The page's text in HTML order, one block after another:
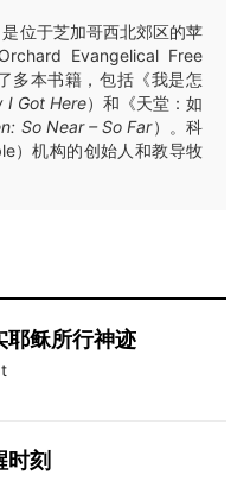
是位于芝加哥西北郊区的苹
Evangelical Free
多本书籍，包括《我是怎
I Got Here）和《天堂：如
So Near – So Far）。科
）机构的创始人和教导牧
耶稣所行神迹
时刻